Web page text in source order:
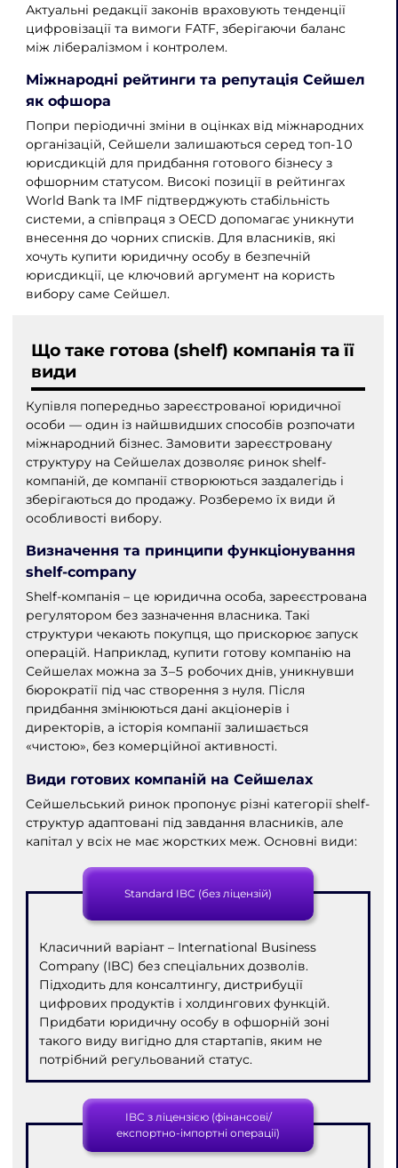
Актуальні редакції законів враховують тенденції
цифровізації та вимоги FATF, зберігаючи баланс
між лібералізмом і контролем.
Міжнародні рейтинги та репутація Сейшел
як офшора
Попри періодичні зміни в оцінках від міжнародних
організацій, Сейшели залишаються серед топ-10
юрисдикцій для придбання готового бізнесу з
офшорним статусом. Високі позиції в рейтингах
World Bank та IMF підтверджують стабільність
системи, а співпраця з OECD допомагає уникнути
внесення до чорних списків. Для власників, які
хочуть купити юридичну особу в безпечній
юрисдикції, це ключовий аргумент на користь
вибору саме Сейшел.
Що таке готова (shelf) компанія та її
види
Купівля попередньо зареєстрованої юридичної
особи — один із найшвидших способів розпочати
міжнародний бізнес. Замовити зареєстровану
структуру на Сейшелах дозволяє ринок shelf-
компаній, де компанії створюються заздалегідь і
зберігаються до продажу. Розберемо їх види й
особливості вибору.
Визначення та принципи функціонування
shelf-company
Shelf-компанія – це юридична особа, зареєстрована
регулятором без зазначення власника. Такі
структури чекають покупця, що прискорює запуск
операцій. Наприклад, купити готову компанію на
Сейшелах можна за 3–5 робочих днів, уникнувши
бюрократії під час створення з нуля. Після
придбання змінюються дані акціонерів і
директорів, а історія компанії залишається
«чистою», без комерційної активності.
Види готових компаній на Сейшелах
Сейшельський ринок пропонує різні категорії shelf-
структур адаптовані під завдання власників, але
капітал у всіх не має жорстких меж. Основні види:
Standard IBC (без ліцензій)
Класичний варіант – International Business
Company (IBC) без спеціальних дозволів.
Підходить для консалтингу, дистрибуції
цифрових продуктів і холдингових функцій.
Придбати юридичну особу в офшорній зоні
такого виду вигідно для стартапів, яким не
потрібний регульований статус.
IBC з ліцензією (фінансові/
експортно-імпортні операції)